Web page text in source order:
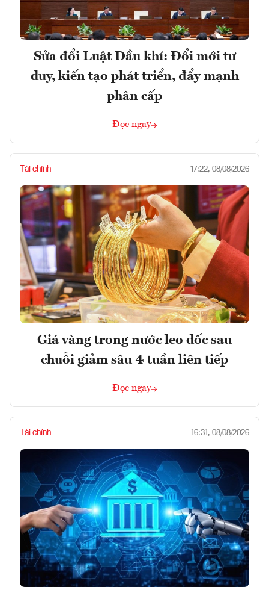
Sửa đổi Luật Dầu khí: Đổi mới tư
duy, kiến tạo phát triển, đẩy mạnh
phân cấp
Đọc ngay
Tài chính 17:22, 08/08/2026
Giá vàng trong nước leo dốc sau
chuỗi giảm sâu 4 tuần liên tiếp
Đọc ngay
Tài chính 16:31, 08/08/2026